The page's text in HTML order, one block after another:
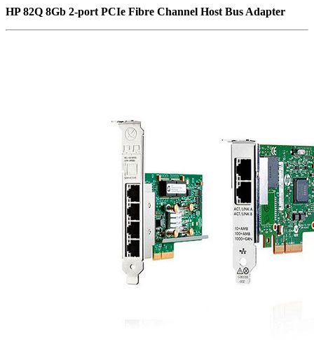
HP 82Q 8Gb 2-port PCIe Fibre Channel Host Bus Adapter